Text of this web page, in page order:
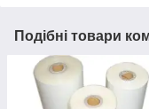
Подібні товари